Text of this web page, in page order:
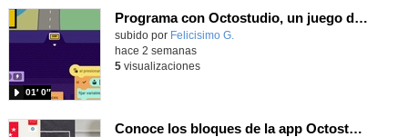
Programa con Octostudio, un juego de Educación Víal cruzando un paso de cebra.
Contenido educativo.
subido por Felicisimo G.
01′ 0″
hace 2 semanas
5visualizaciones
Conoce los bloques de la app Octostudio, gratuito, offline y para tu tablet y móvil - Contenido educativo